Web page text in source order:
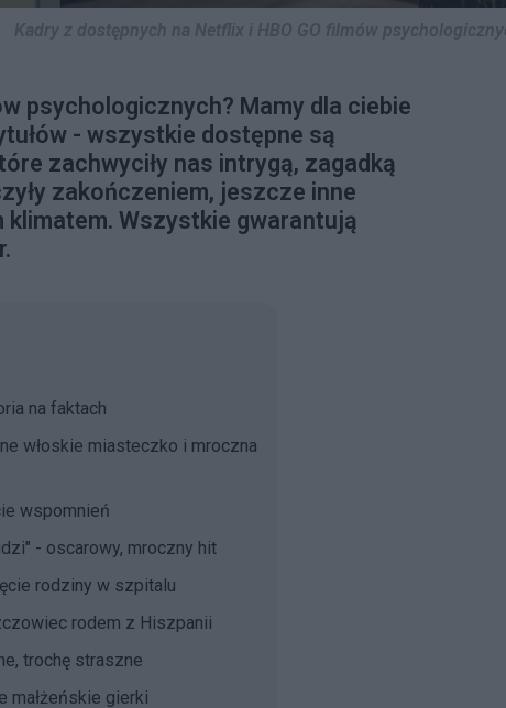
psychologicznych? Mamy dla ciebie
- wszystkie dostępne są
zachwyciły nas intrygą, zagadką
zakończeniem, jeszcze inne
klimatem. Wszystkie gwarantują
na faktach
włoskie miasteczko i mroczna
wspomnień
- oscarowy, mroczny hit
rodziny w szpitalu
rodem z Hiszpanii
trochę straszne
małżeńskie gierki